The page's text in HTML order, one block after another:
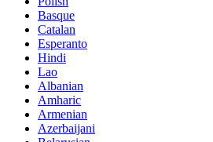
Basque
Catalan
Esperanto
Hindi
Lao
Albanian
Amharic
Armenian
Azerbaijani